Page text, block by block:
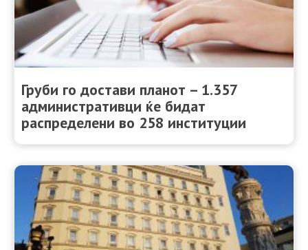
Груби го достави планот – 1.357
административци ќе бидат
распределени во 258 институции